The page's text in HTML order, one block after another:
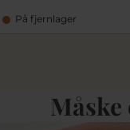
På fjernlager